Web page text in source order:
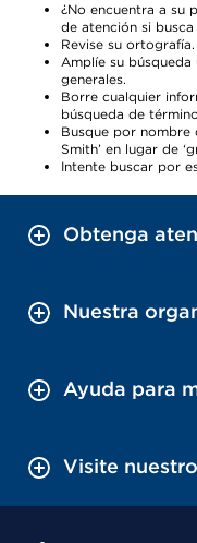
¿No encuentra a su
de atención si busca
Revise su ortografía.
Amplíe su
generales.
Borre cualquier
búsqueda de
Busque por nombre
Smith’ en lugar de
Intente buscar por
Obtenga
Nuestra
Ayuda para
Visite